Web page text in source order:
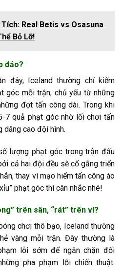
Tích: Real Betis vs Osasuna
Bỏ Lỡ!
đảo?
đây, Iceland thường chỉ kiếm
góc mỗi trận, chủ yếu từ những
đợt tấn công dài. Trong khi
7 quả phạt góc nhờ lối chơi tấn
dâng cao đội hình.
lượng phạt góc trong trận đấu
cả hai đội đều sẽ cố gắng triển
thay vì mạo hiểm tấn công ào
phạt góc thì cân nhắc nhé!
trên sân, “rát” trên ví?
chơi thô bạo, Iceland thường
vàng mỗi trận. Đây thường là
lỗi sớm để ngăn chặn đối
pha phạm lỗi chiến thuật.